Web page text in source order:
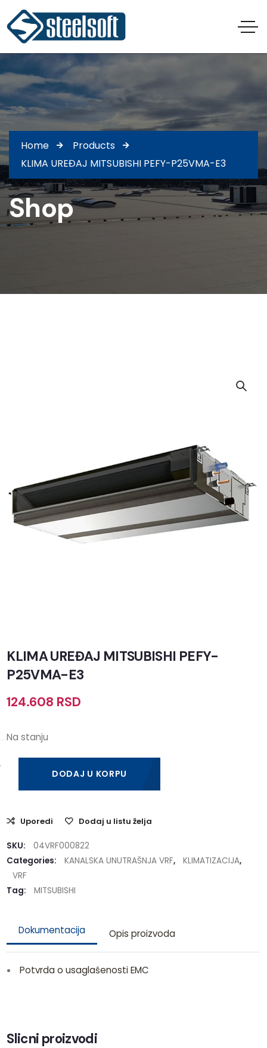
Home
Products
KLIMA UREĐAJ MITSUBISHI PEFY-P25VMA-E3
Shop
KLIMA UREĐAJ MITSUBISHI PEFY-
P25VMA-E3
124.608 RSD
Na stanju
DODAJ U KORPU
Uporedi Dodaj u listu želja
SKU:
04VRF000822
Categories:
KANALSKA UNUTRAŠNJA VRF, KLIMATIZACIJA,
VRF
Tag:
MITSUBISHI
Dokumentacija Opis proizvoda
Potvrda o usaglašenosti EMC
Slicni proizvodi